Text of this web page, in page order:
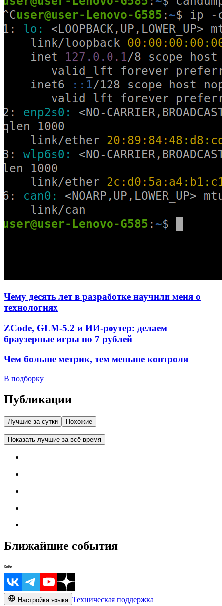
Чему десять лет в разработке научили меня о
технологиях
ZCode, GLM-5.2 и ИИ-роутер: делаем
браузерные игры по 7 рублей
Чем больше метрик, тем меньше контроля
В подборку
Публикации
Лучшие за сутки Похожие
Показать лучшие за всё время
Ближайшие события
Настройка языка Техническая поддержка